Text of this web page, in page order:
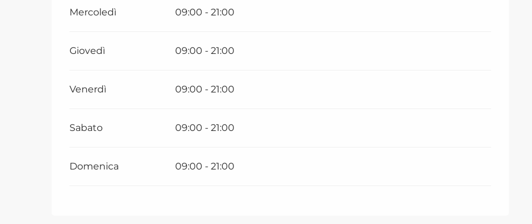
Mercoledì 09:00 - 21:00
Giovedì 09:00 - 21:00
Venerdì 09:00 - 21:00
Sabato 09:00 - 21:00
Domenica 09:00 - 21:00